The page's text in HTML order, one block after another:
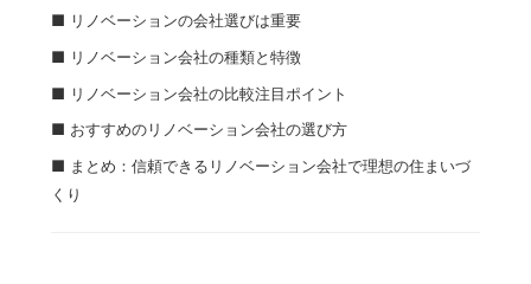
■ リノベーションの会社選びは重要
■ リノベーション会社の種類と特徴
■ リノベーション会社の比較注目ポイント
■ おすすめのリノベーション会社の選び方
■ まとめ：信頼できるリノベーション会社で理想の住まいづ
くり